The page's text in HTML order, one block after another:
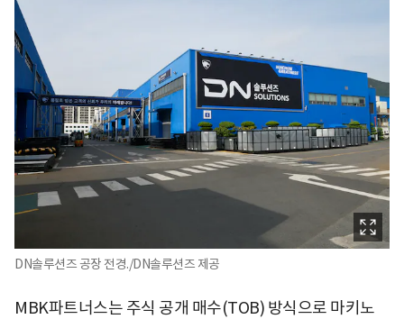
DN솔루션즈 공장 전경./DN솔루션즈 제공
MBK파트너스는 주식 공개 매수(TOB) 방식으로 마키노